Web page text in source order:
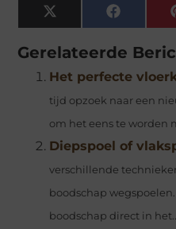
X
(Twitter)
Gerelateerde
Het perfecte
tijd opzoek naar een
om het eens te worden
Diepspoel of
verschillende
boodschap
boodschap direct in het...